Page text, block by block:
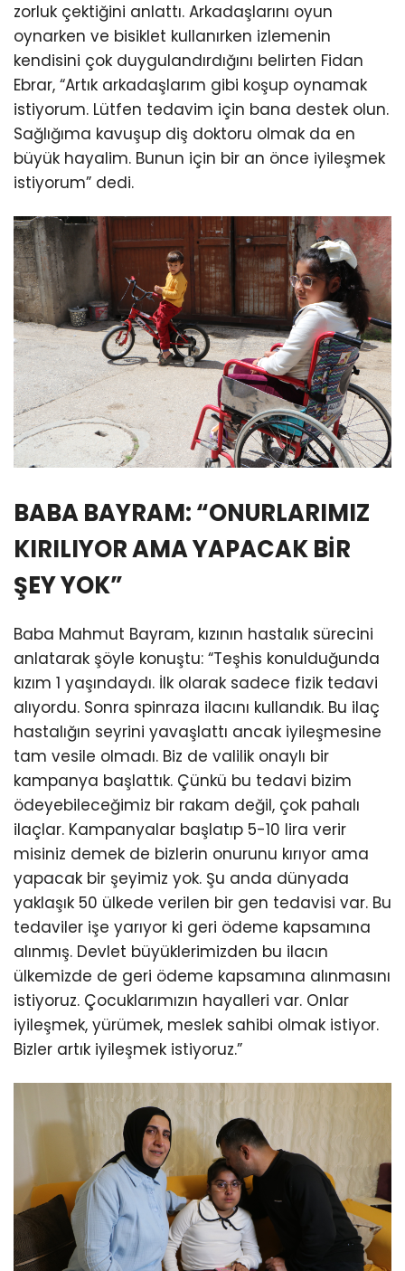
zorluk çektiğini anlattı. Arkadaşlarını oyun
oynarken ve bisiklet kullanırken izlemenin
kendisini çok duygulandırdığını belirten Fidan
Ebrar, “Artık arkadaşlarım gibi koşup oynamak
istiyorum. Lütfen tedavim için bana destek olun.
Sağlığıma kavuşup diş doktoru olmak da en
büyük hayalim. Bunun için bir an önce iyileşmek
istiyorum” dedi.
BABA BAYRAM: “ONURLARIMIZ
KIRILIYOR AMA YAPACAK BİR
ŞEY YOK”
Baba Mahmut Bayram, kızının hastalık sürecini
anlatarak şöyle konuştu: “Teşhis konulduğunda
kızım 1 yaşındaydı. İlk olarak sadece fizik tedavi
alıyordu. Sonra spinraza ilacını kullandık. Bu ilaç
hastalığın seyrini yavaşlattı ancak iyileşmesine
tam vesile olmadı. Biz de valilik onaylı bir
kampanya başlattık. Çünkü bu tedavi bizim
ödeyebileceğimiz bir rakam değil, çok pahalı
ilaçlar. Kampanyalar başlatıp 5-10 lira verir
misiniz demek de bizlerin onurunu kırıyor ama
yapacak bir şeyimiz yok. Şu anda dünyada
yaklaşık 50 ülkede verilen bir gen tedavisi var. Bu
tedaviler işe yarıyor ki geri ödeme kapsamına
alınmış. Devlet büyüklerimizden bu ilacın
ülkemizde de geri ödeme kapsamına alınmasını
istiyoruz. Çocuklarımızın hayalleri var. Onlar
iyileşmek, yürümek, meslek sahibi olmak istiyor.
Bizler artık iyileşmek istiyoruz.”